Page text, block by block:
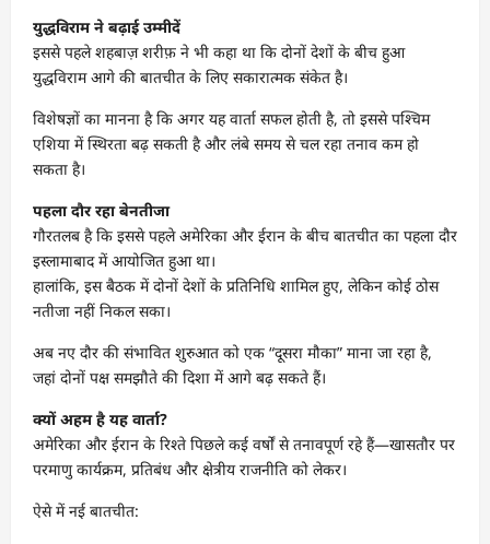
युद्धविराम ने बढ़ाई उम्मीदें
इससे पहले शहबाज़ शरीफ़ ने भी कहा था कि दोनों देशों के बीच हुआ
युद्धविराम आगे की बातचीत के लिए सकारात्मक संकेत है।
विशेषज्ञों का मानना है कि अगर यह वार्ता सफल होती है, तो इससे पश्चिम
एशिया में स्थिरता बढ़ सकती है और लंबे समय से चल रहा तनाव कम हो
सकता है।
पहला दौर रहा बेनतीजा
गौरतलब है कि इससे पहले अमेरिका और ईरान के बीच बातचीत का पहला दौर
इस्लामाबाद में आयोजित हुआ था।
हालांकि, इस बैठक में दोनों देशों के प्रतिनिधि शामिल हुए, लेकिन कोई ठोस
नतीजा नहीं निकल सका।
अब नए दौर की संभावित शुरुआत को एक “दूसरा मौका” माना जा रहा है,
जहां दोनों पक्ष समझौते की दिशा में आगे बढ़ सकते हैं।
क्यों अहम है यह वार्ता?
अमेरिका और ईरान के रिश्ते पिछले कई वर्षों से तनावपूर्ण रहे हैं—खासतौर पर
परमाणु कार्यक्रम, प्रतिबंध और क्षेत्रीय राजनीति को लेकर।
ऐसे में नई बातचीत: